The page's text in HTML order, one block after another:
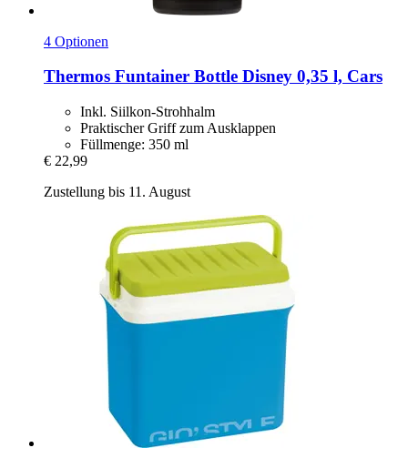
4 Optionen
Thermos Funtainer Bottle Disney 0,35 l, Cars
Inkl. Siilkon-Strohhalm
Praktischer Griff zum Ausklappen
Füllmenge: 350 ml
€ 22,99
Zustellung bis 11. August